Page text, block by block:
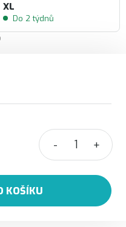
XL
Do 2 týdnů
KOŠÍKU